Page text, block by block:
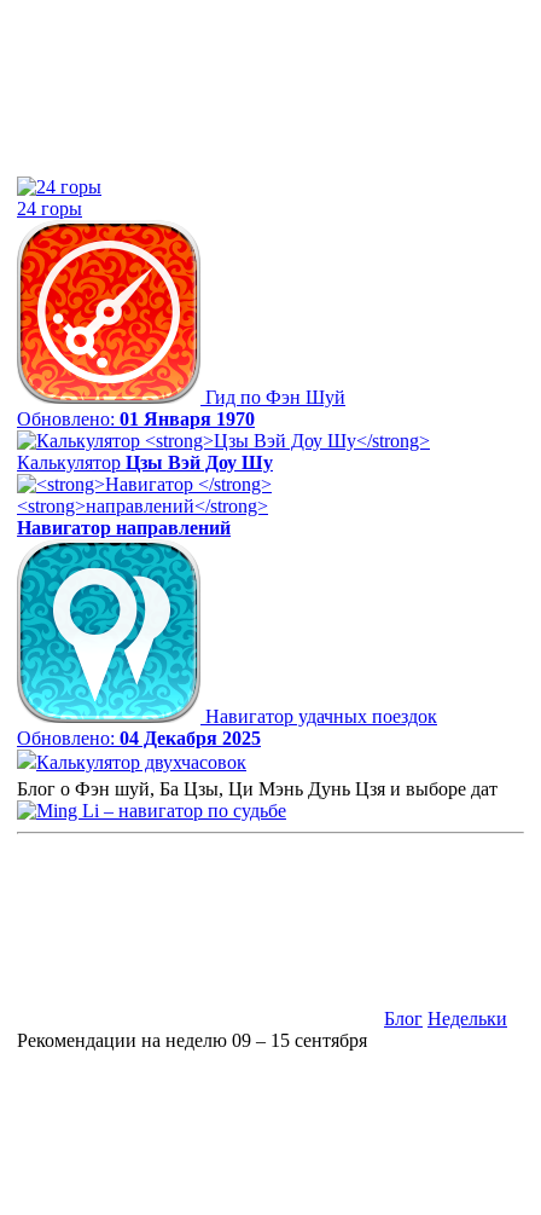
24 горы
Гид по Фэн Шуй
Обновлено: 01 Января 1970
Калькулятор Цзы Вэй Доу Шу
Навигатор направлений
Навигатор удачных поездок
Обновлено: 04 Декабря 2025
Калькулятор двухчасовок
Блог о Фэн шуй, Ба Цзы, Ци Мэнь Дунь Цзя и выборе дат
Блог Недельки
Рекомендации на неделю 09 – 15 сентября